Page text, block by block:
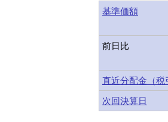
基準価額
前日比
直近分配金（税
次回決算日